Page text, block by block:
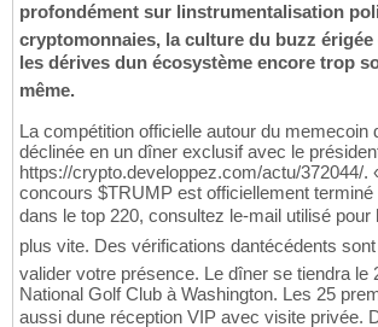
profondément sur linstrumentalisation
cryptomonnaies, la culture du buzz érigée
les dérives dun écosystème encore trop
même.
La compétition officielle autour du memecoin
déclinée en un dîner exclusif avec le
https://crypto.developpez.com/actu/372044/.
concours $TRUMP est officiellement
dans le top 220, consultez le-mail utilisé pour
plus vite. Des vérifications dantécédents
valider votre présence. Le dîner se tiendra le
National Golf Club à Washington. Les 25
aussi dune réception VIP avec visite privée.